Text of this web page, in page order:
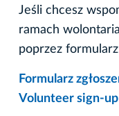
Jeśli chcesz
ramach
poprzez
Formularz
Volunteer sign-up